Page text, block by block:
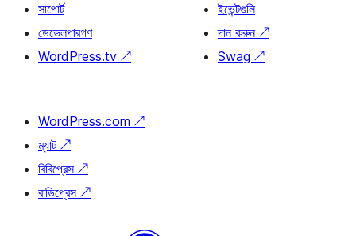
সাপোর্ট
ডেভেলপারগণ
WordPress.tv ↗
ইভেন্টগুলি
দান করুন ↗
Swag ↗
WordPress.com ↗
ম্যাট ↗
বিবিপ্রেস ↗
বাডিপ্রেস ↗